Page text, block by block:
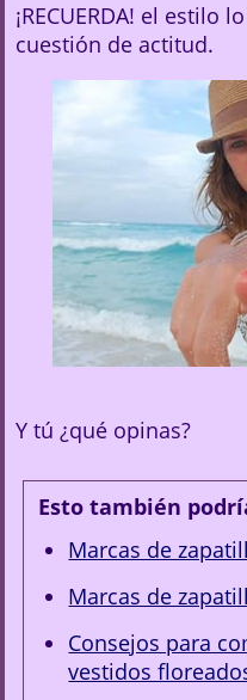
¡RECUERDA! el estilo
cuestión de actitud.
Y tú ¿qué opinas?
Esto también
Marcas de
Marcas de
Consejos para
vestidos